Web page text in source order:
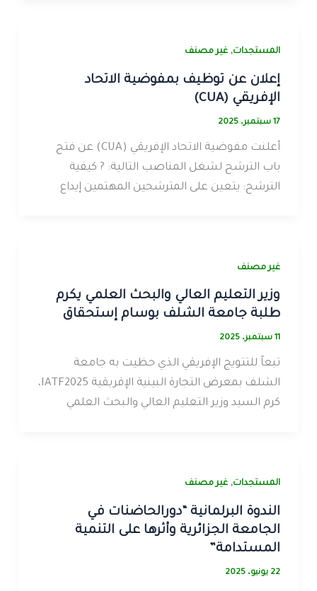
المستجدات, غير مصنف
إعلان عن توظيف بمفوضية الاتحاد
الإفريقي (CUA)
17 سبتمبر، 2025
أعلنت مفوضية الاتحاد الإفريقي (CUA) عن فتح
باب الترشح لشغل المناصب التالية: ? كيفية
الترشح: يتعين على المترشحين المهتمين إيداع
غير مصنف
وزير التعليم العالي والبحث العلمي يكرم
طلبة جامعة الشلف بوسام إستحقاق
11 سبتمبر، 2025
تبعاً للتتويج الإفريقي الذي حظيت به جامعة
الشلف بمعرض التجارة البينية الإفريقية IATF2025،
كرم السيد وزير التعليم العالي والبحث العلمي
المستجدات, غير مصنف
الندوة البرلمانية “دورالحاضنات في
الجامعة الجزائرية وأثرها على التنمية
المستدامة”
22 يونيو، 2025